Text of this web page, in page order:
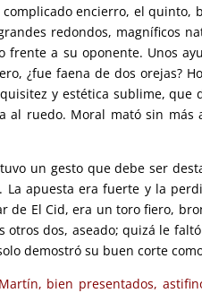
encierro, el quinto,
redondos, magníficos
frente a su oponente. Unos
¿fue faena de dos orejas?
y estética sublime, que
al ruedo. Moral mató sin
un gesto que debe ser
La apuesta era fuerte y la
de El Cid, era un toro fiero,
otros dos, aseado; quizá le
demostró su buen corte
bien presentados,